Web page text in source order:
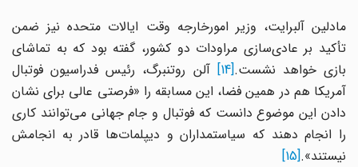
مادلین آلبرایت، وزیر امورخارجه وقت ایالات متحده نیز ضمن
تأکید بر عادی‌سازی مراودات دو کشور،‌ گفته بود که به تماشای
بازی خواهد نشست.[14]
آلن روتنبرگ، رئیس فدراسیون فوتبال
آمریکا هم در همین فضا، این مسابقه را «فرصتی عالی برای نشان
دادن این موضوع دانست که فوتبال و جام جهانی می‌توانند کاری
را انجام دهند که سیاستمداران و دیپلمات‌ها قادر به انجامش
نیستند».[15]